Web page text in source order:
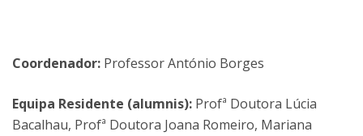
Coordenador: Professor António Borges
Equipa Residente (alumnis): Profª Doutora Lúcia
Bacalhau, Profª Doutora Joana Romeiro, Mariana